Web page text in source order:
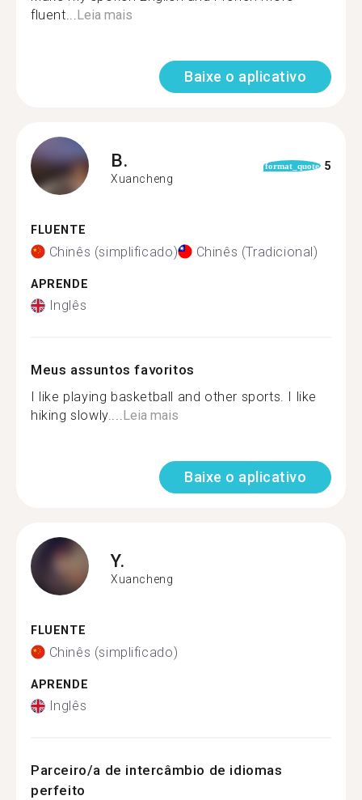
fluent...Leia mais
Baixe o aplicativo
B.
Xuancheng
format_quote 5
FLUENTE
Chinês (simplificado) Chinês (Tradicional)
APRENDE
Inglês
Meus assuntos favoritos
I like playing basketball and other sports. I like
hiking slowly....Leia mais
Baixe o aplicativo
Y.
Xuancheng
FLUENTE
Chinês (simplificado)
APRENDE
Inglês
Parceiro/a de intercâmbio de idiomas
perfeito